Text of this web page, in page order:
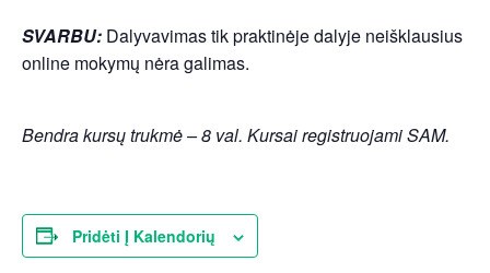
SVARBU: Dalyvavimas tik praktinėje dalyje neišklausius
online mokymų nėra galimas.
Bendra kursų trukmė – 8 val. Kursai registruojami SAM.
Pridėti Į Kalendorių